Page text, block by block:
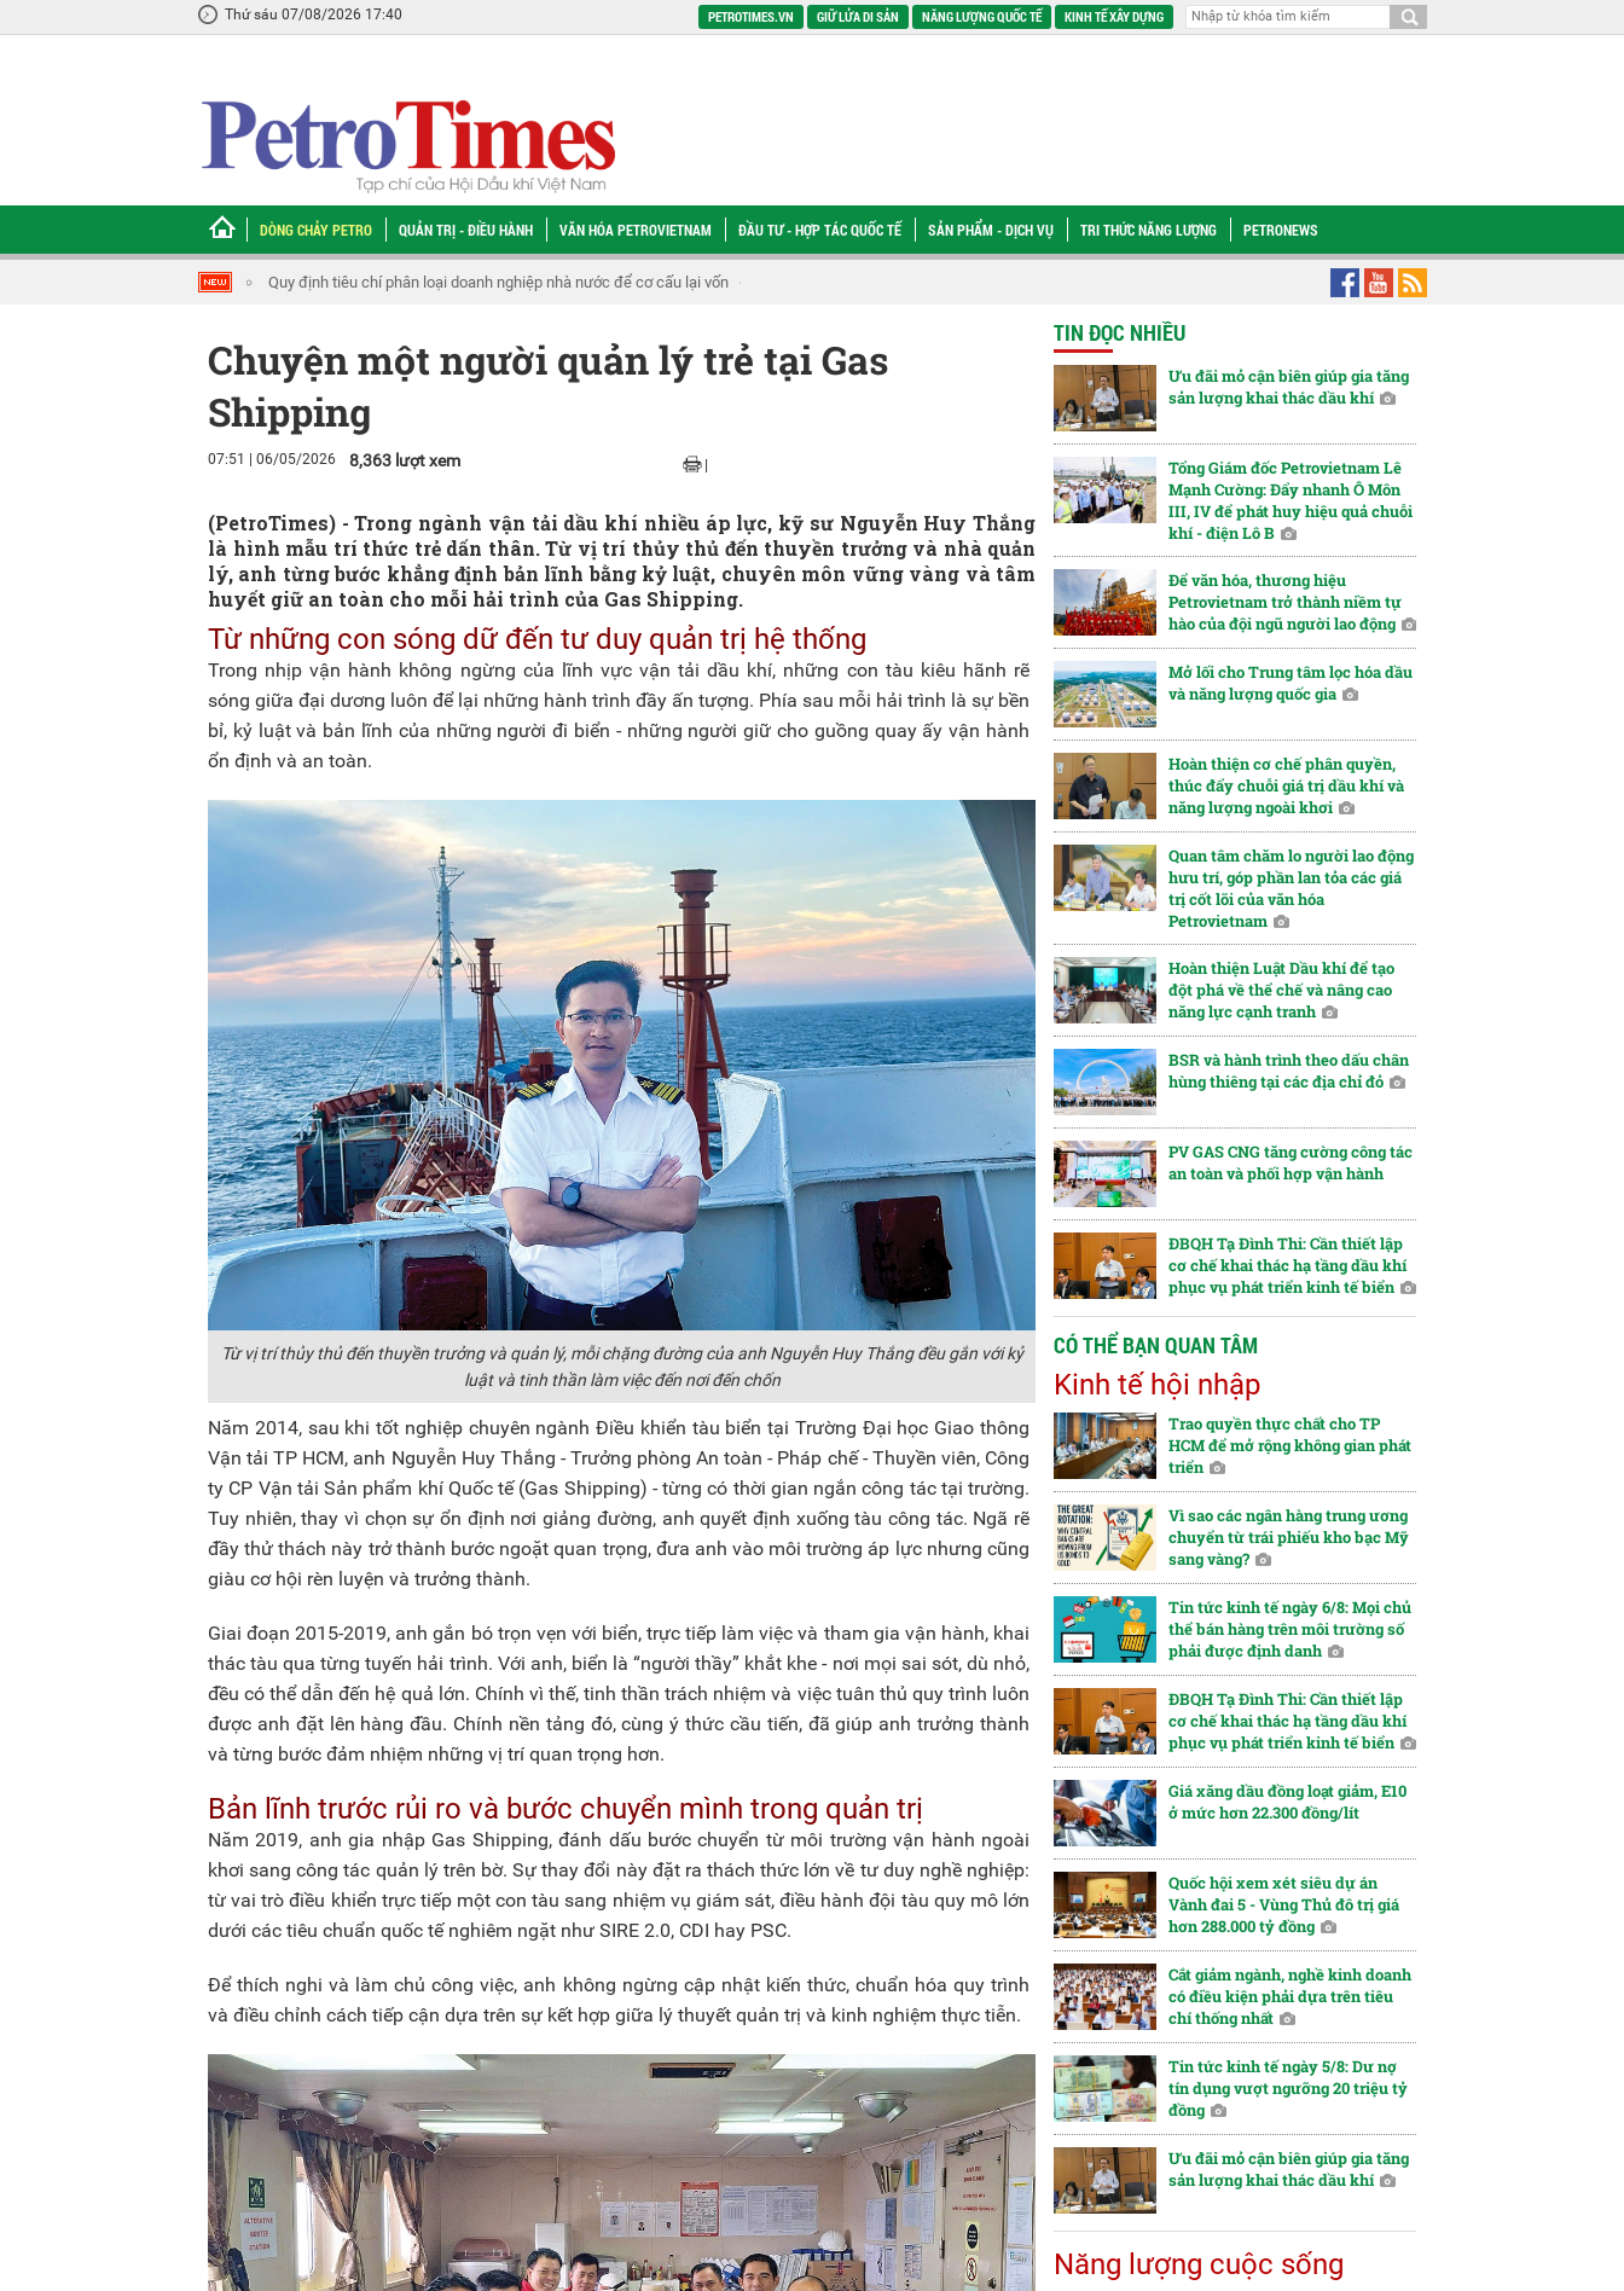
Thứ sáu 07/08/2026 17:40 PETROTIMES.VN GIỮ LỬA DI SẢN NĂNG LƯỢNG QUỐC TẾ KINH TẾ XÂY DỰNG
DÒNG CHẢY PETRO QUẢN TRỊ - ĐIỀU HÀNH VĂN HÓA PETROVIETNAM ĐẦU TƯ - HỢP TÁC QUỐC TẾ SẢN PHẨM - DỊCH VỤ TRI THỨC NĂNG LƯỢNG PETRONEWS
Quy định tiêu chí phân loại doanh nghiệp nhà nước để cơ cấu lại vốn [CHÙM ẢNH] Petrovietnam đồng hành xây dựng Trường THPT Nam Đàn 1, chung tay vun đắp nguồn lực tương lai
Chuyện một người quản lý trẻ tại Gas
Shipping
07:51 | 06/05/2026 8,363 lượt xem |
(PetroTimes) -Trong ngành vận tải dầu khí nhiều áp lực, kỹ sư Nguyễn Huy Thắng
là hình mẫu trí thức trẻ dấn thân. Từ vị trí thủy thủ đến thuyền trưởng và nhà quản
lý, anh từng bước khẳng định bản lĩnh bằng kỷ luật, chuyên môn vững vàng và tâm
huyết giữ an toàn cho mỗi hải trình của Gas Shipping.
Từ những con sóng dữ đến tư duy quản trị hệ thống
Trong nhịp vận hành không ngừng của lĩnh vực vận tải dầu khí, những con tàu kiêu hãnh rẽ
sóng giữa đại dương luôn để lại những hành trình đầy ấn tượng. Phía sau mỗi hải trình là sự bền
bỉ, kỷ luật và bản lĩnh của những người đi biển - những người giữ cho guồng quay ấy vận hành
ổn định và an toàn.
Từ vị trí thủy thủ đến thuyền trưởng và quản lý, mỗi chặng đường của anh Nguyễn Huy Thắng đều gắn với kỷ
luật và tinh thần làm việc đến nơi đến chốn
Năm 2014, sau khi tốt nghiệp chuyên ngành Điều khiển tàu biển tại Trường Đại học Giao thông
Vận tải TP HCM, anh Nguyễn Huy Thắng - Trưởng phòng An toàn - Pháp chế - Thuyền viên, Công
ty CP Vận tải Sản phẩm khí Quốc tế (Gas Shipping) - từng có thời gian ngắn công tác tại trường.
Tuy nhiên, thay vì chọn sự ổn định nơi giảng đường, anh quyết định xuống tàu công tác. Ngã rẽ
đầy thử thách này trở thành bước ngoặt quan trọng, đưa anh vào môi trường áp lực nhưng cũng
giàu cơ hội rèn luyện và trưởng thành.
Giai đoạn 2015-2019, anh gắn bó trọn vẹn với biển, trực tiếp làm việc và tham gia vận hành, khai
thác tàu qua từng tuyến hải trình. Với anh, biển là “người thầy” khắt khe - nơi mọi sai sót, dù nhỏ,
đều có thể dẫn đến hệ quả lớn. Chính vì thế, tinh thần trách nhiệm và việc tuân thủ quy trình luôn
được anh đặt lên hàng đầu. Chính nền tảng đó, cùng ý thức cầu tiến, đã giúp anh trưởng thành
và từng bước đảm nhiệm những vị trí quan trọng hơn.
Bản lĩnh trước rủi ro và bước chuyển mình trong quản trị
Năm 2019, anh gia nhập Gas Shipping, đánh dấu bước chuyển từ môi trường vận hành ngoài
khơi sang công tác quản lý trên bờ. Sự thay đổi này đặt ra thách thức lớn về tư duy nghề nghiệp:
từ vai trò điều khiển trực tiếp một con tàu sang nhiệm vụ giám sát, điều hành đội tàu quy mô lớn
dưới các tiêu chuẩn quốc tế nghiêm ngặt như SIRE 2.0, CDI hay PSC.
Để thích nghi và làm chủ công việc, anh không ngừng cập nhật kiến thức, chuẩn hóa quy trình
và điều chỉnh cách tiếp cận dựa trên sự kết hợp giữa lý thuyết quản trị và kinh nghiệm thực tiễn.
TIN ĐỌC NHIỀU
Ưu đãi mỏ cận biên giúp gia tăng
sản lượng khai thác dầu khí
Tổng Giám đốc Petrovietnam Lê
Mạnh Cường: Đẩy nhanh Ô Môn
III, IV để phát huy hiệu quả chuỗi
khí - điện Lô B
Để văn hóa, thương hiệu
Petrovietnam trở thành niềm tự
hào của đội ngũ người lao động
Mở lối cho Trung tâm lọc hóa dầu
và năng lượng quốc gia
Hoàn thiện cơ chế phân quyền,
thúc đẩy chuỗi giá trị dầu khí và
năng lượng ngoài khơi
Quan tâm chăm lo người lao động
hưu trí, góp phần lan tỏa các giá
trị cốt lõi của văn hóa
Petrovietnam
Hoàn thiện Luật Dầu khí để tạo
đột phá về thể chế và nâng cao
năng lực cạnh tranh
BSR và hành trình theo dấu chân
hùng thiêng tại các địa chỉ đỏ
PV GAS CNG tăng cường công tác
an toàn và phối hợp vận hành
ĐBQH Tạ Đình Thi: Cần thiết lập
cơ chế khai thác hạ tầng dầu khí
phục vụ phát triển kinh tế biển
CÓ THỂ BẠN QUAN TÂM
Kinh tế hội nhập
Trao quyền thực chất cho TP
HCM để mở rộng không gian phát
triển
Vì sao các ngân hàng trung ương
chuyển từ trái phiếu kho bạc Mỹ
sang vàng?
Tin tức kinh tế ngày 6/8: Mọi chủ
thể bán hàng trên môi trường số
phải được định danh
ĐBQH Tạ Đình Thi: Cần thiết lập
cơ chế khai thác hạ tầng dầu khí
phục vụ phát triển kinh tế biển
Giá xăng dầu đồng loạt giảm, E10
ở mức hơn 22.300 đồng/lít
Quốc hội xem xét siêu dự án
Vành đai 5 - Vùng Thủ đô trị giá
hơn 288.000 tỷ đồng
Cắt giảm ngành, nghề kinh doanh
có điều kiện phải dựa trên tiêu
chí thống nhất
Tin tức kinh tế ngày 5/8: Dư nợ
tín dụng vượt ngưỡng 20 triệu tỷ
đồng
Ưu đãi mỏ cận biên giúp gia tăng
sản lượng khai thác dầu khí
Năng lượng cuộc sống